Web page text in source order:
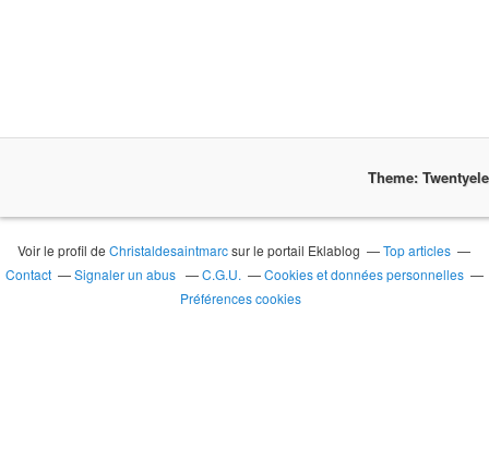
Theme:
Voir le profil deChristaldesaintmarcsur le portail Eklablog
Top articles
Contact
Signaler un abus C.G.U.
Cookies et données personnelles
Préférences cookies